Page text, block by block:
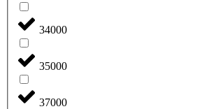
34000
35000
37000